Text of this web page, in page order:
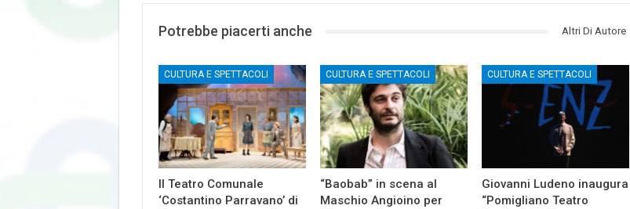
Potrebbe piacerti anche Altri Di Autore
CULTURA E SPETTACOLI
Il Teatro Comunale
‘Costantino Parravano’ di
CULTURA E SPETTACOLI
“Baobab” in scena al
Maschio Angioino per
CULTURA E SPETTACOLI
Giovanni Ludeno inaugura
“Pomigliano Teatro